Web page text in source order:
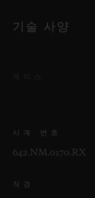
기술 사양
시계 번호
642.NM.0170.RX
직경